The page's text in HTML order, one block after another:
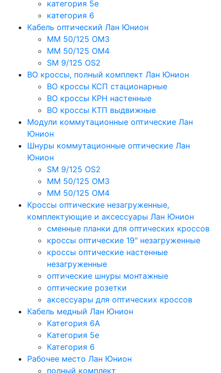
категория 5e
категория 6
Кабель оптический Лан Юнион
MM 50/125 OM3
MM 50/125 OM4
SM 9/125 OS2
ВО кроссы, полный комплект Лан Юнион
ВО кроссы КСП стационарные
ВО кроссы КРН настенные
ВО кроссы КТП выдвижные
Модули коммутационные оптические Лан
Юнион
Шнуры коммутационные оптические Лан
Юнион
SM 9/125 OS2
MM 50/125 OM3
MM 50/125 OM4
Кроссы оптические незагруженные,
комплектующие и аксессуары Лан Юнион
сменные планки для оптических кроссов
кроссы оптические 19" незагруженные
кроссы оптические настенные
незагруженные
оптические шнуры монтажные
оптические розетки
аксессуары для оптических кроссов
Кабель медный Лан Юнион
Категория 6A
Категория 5e
Категория 6
Рабочее место Лан Юнион
полный комплект